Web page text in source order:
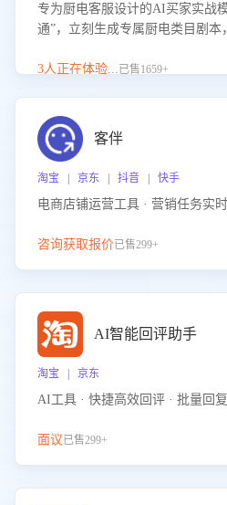
专为厨电客服设计的AI买家实战
通”，立刻生成专属厨电类目剧
实场景应对技巧！
3人正在体验...已售1659+
客伴
淘宝 | 京东 | 抖音 | 快手
电商店铺运营工具 · 营销任务实
咨询获取报价已售299+
AI智能回评助手
淘宝 | 京东
AI工具 · 快捷高效回评 · 批量回复
面议已售299+